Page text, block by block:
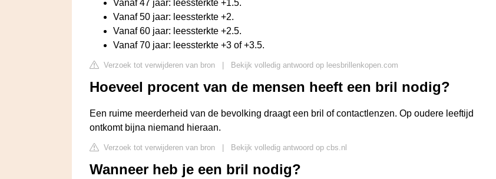
Vanaf 47 jaar: leessterkte +1.5.
Vanaf 50 jaar: leessterkte +2.
Vanaf 60 jaar: leessterkte +2.5.
Vanaf 70 jaar: leessterkte +3 of +3.5.
Verzoek tot verwijderen van bron Bekijk volledig antwoord op leesbrillenkopen.com
Hoeveel procent van de mensen heeft een bril nodig?
Een ruime meerderheid van de bevolking draagt een bril of contactlenzen. Op oudere leeftijd
ontkomt bijna niemand hieraan.
Verzoek tot verwijderen van bron Bekijk volledig antwoord op cbs.nl
Wanneer heb je een bril nodig?